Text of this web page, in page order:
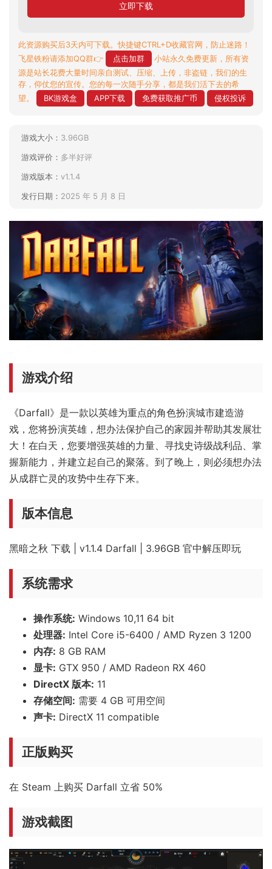
立即下载
此资源购买后3天内可下载。快捷键CTRL+D收藏官网，防止迷路！
飞星铁粉请添加QQ群👉
点击加群
小站永久免费更新，所有资
源是站长花费大量时间亲自测试、压缩、上传，非盗链，我们的生
存，仰仗您的宣传。您的每一次随手分享，都是我们活下去的希
望。
BK游戏盒 APP下载 免费获取推广币 侵权投诉
游戏大小： 3.96GB
游戏评价： 多半好评
游戏版本： v1.1.4
发行日期： 2025 年 5 月 8 日
游戏介绍
《Darfall》是一款以英雄为重点的角色扮演城市建造游
戏，您将扮演英雄，想办法保护自己的家园并帮助其发展壮
大！在白天，您要增强英雄的力量、寻找史诗级战利品、掌
握新能力，并建立起自己的聚落。到了晚上，则必须想办法
从成群亡灵的攻势中生存下来。
版本信息
黑暗之秋 下载 | v1.1.4 Darfall | 3.96GB 官中解压即玩
系统需求
操作系统: Windows 10,11 64 bit
处理器: Intel Core i5-6400 / AMD Ryzen 3 1200
内存: 8 GB RAM
显卡: GTX 950 / AMD Radeon RX 460
DirectX 版本: 11
存储空间: 需要 4 GB 可用空间
声卡: DirectX 11 compatible
正版购买
在 Steam 上购买 Darfall 立省 50%
游戏截图